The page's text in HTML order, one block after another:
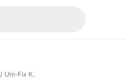
/ Uni-Fix K,